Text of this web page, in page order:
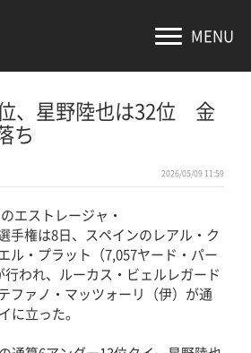
MENU
、星野陸也は32位 金
ち
2026/05/09 11:59
エストレージャ・
手権は8日、スペインのレアル・ク
ル・プラット（7,057ヤード・パー
われ、ルーカス・ビェルレガード
ファノ・マッツォーリ（伊）が通
に立った。